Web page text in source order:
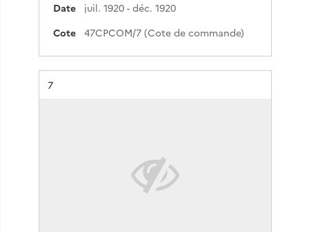
Date
juil. 1920 - déc. 1920
Cote
47CPCOM/7 (Cote de commande)
Résultat n°
7